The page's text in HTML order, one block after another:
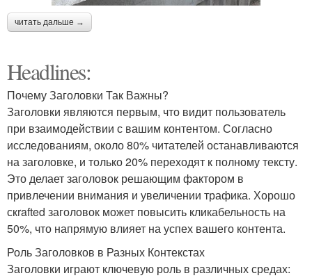
читать дальше →
Headlines:
Почему Заголовки Так Важны?
Заголовки являются первым, что видит пользователь
при взаимодействии с вашим контентом. Согласно
исследованиям, около 80% читателей останавливаются
на заголовке, и только 20% переходят к полному тексту.
Это делает заголовок решающим фактором в
привлечении внимания и увеличении трафика. Хорошо
скrafted заголовок может повысить кликабельность на
50%, что напрямую влияет на успех вашего контента.
Роль Заголовков в Разных Контекстах
Заголовки играют ключевую роль в различных средах: